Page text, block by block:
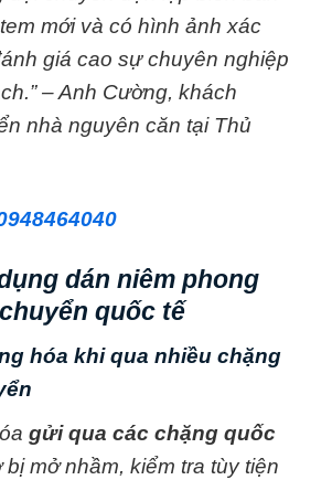
mới và có hình ảnh xác
giá cao sự chuyên nghiệp
– Anh Cường, khách
nhà nguyên căn tại Thủ
dán niêm phong
quốc tế
hóa khi qua nhiều chặng
gửi qua các chặng quốc
bị mở nhầm, kiểm tra tùy tiện